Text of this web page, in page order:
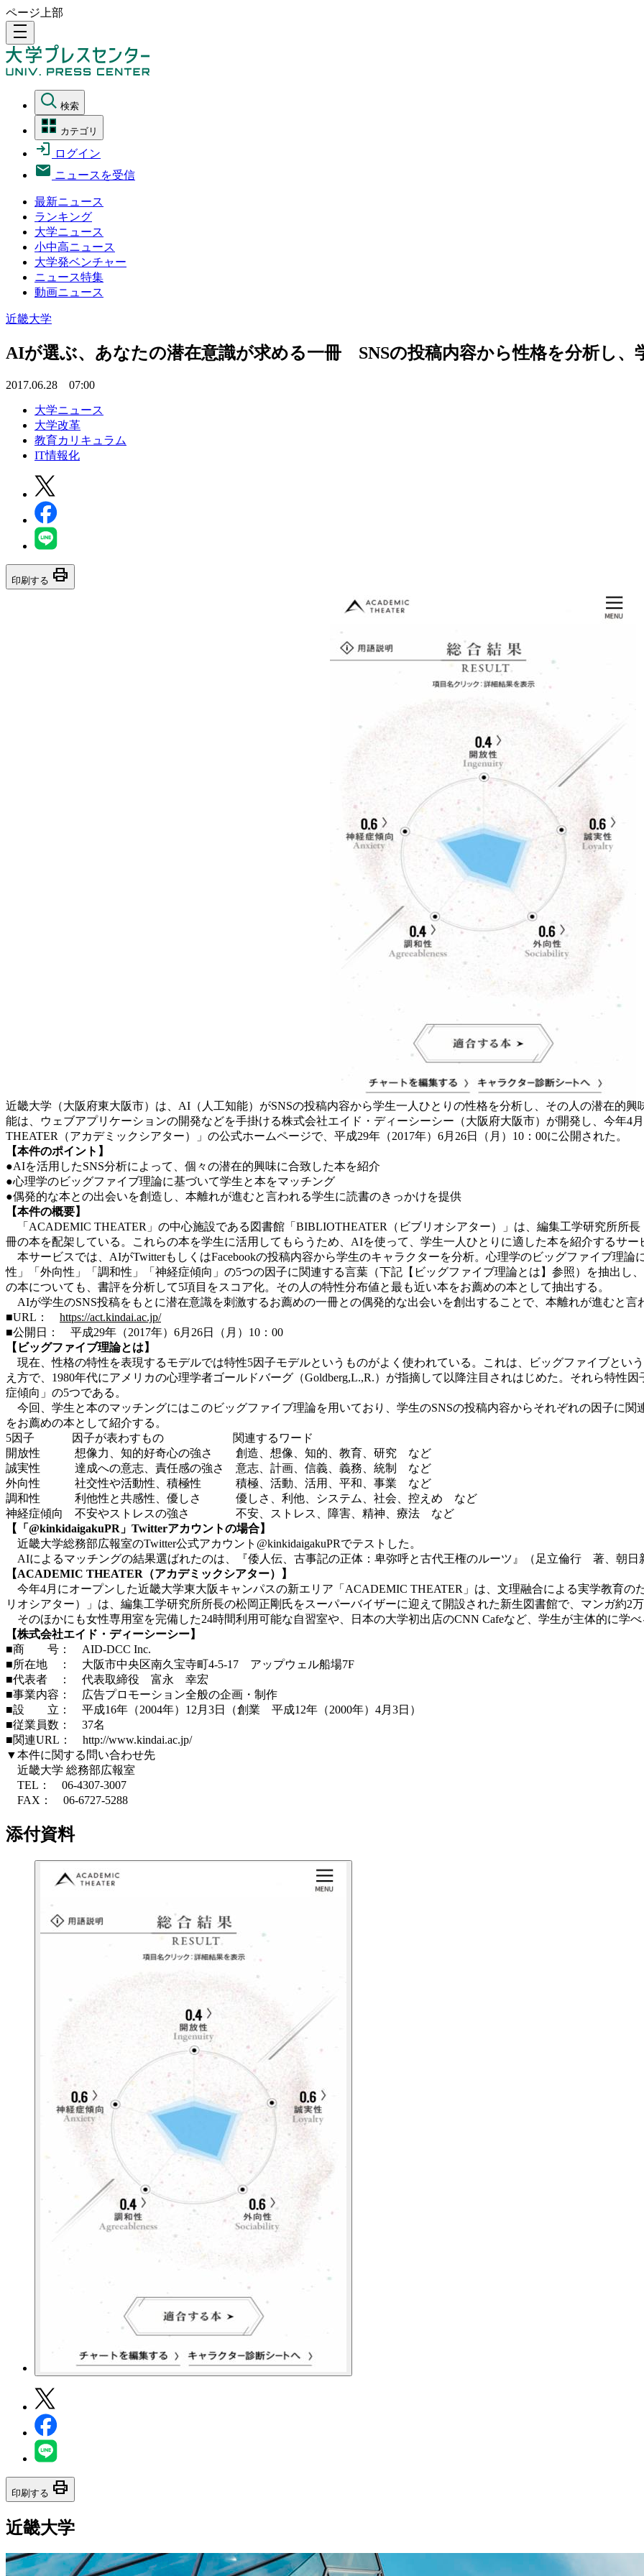
ページ上部
density_medium
検索
カテゴリ
ログイン
ニュースを受信
最新ニュース
ランキング
大学ニュース
小中高ニュース
大学発ベンチャー
ニュース特集
動画ニュース
近畿大学
AIが選ぶ、あなたの潜在意識が求める一冊 SNSの投稿内容から性格を分析し
2017.06.28 07:00
大学ニュース
大学改革
教育カリキュラム
IT情報化
印刷する print
近畿大学（大阪府東大阪市）は、AI（人工知能）がSNSの投稿内容から学生一人ひとりの性格を分析し、その人の潜在的
能は、ウェブアプリケーションの開発などを手掛ける株式会社エイド・ディーシーシー（大阪府大阪市）が開発し、今年4
THEATER（アカデミックシアター）」の公式ホームページで、平成29年（2017年）6月26日（月）10：00に公開された。
【本件のポイント】
●AIを活用したSNS分析によって、個々の潜在的興味に合致した本を紹介
●心理学のビッグファイブ理論に基づいて学生と本をマッチング
●偶発的な本との出会いを創造し、本離れが進むと言われる学生に読書のきっかけを提供
【本件の概要】
「ACADEMIC THEATER」の中心施設である図書館「BIBLIOTHEATER（ビブリオシアター）」は、編集工学研究所所
冊の本を配架している。これらの本を学生に活用してもらうため、AIを使って、学生一人ひとりに適した本を紹介するサー
本サービスでは、AIがTwitterもしくはFacebookの投稿内容から学生のキャラクターを分析。心理学のビッグファイブ理
性」「外向性」「調和性」「神経症傾向」の5つの因子に関連する言葉（下記【ビッグファイブ理論とは】参照）を抽出し
の本についても、書評を分析して5項目をスコア化。その人の特性分布値と最も近い本をお薦めの本として抽出する。
AIが学生のSNS投稿をもとに潜在意識を刺激するお薦めの一冊との偶発的な出会いを創出することで、本離れが進むと言
■URL： https://act.kindai.ac.jp/
■公開日： 平成29年（2017年）6月26日（月）10：00
【ビッグファイブ理論とは】
現在、性格の特性を表現するモデルでは特性5因子モデルというものがよく使われている。これは、ビッグファイブとい
え方で、1980年代にアメリカの心理学者ゴールドバーグ（Goldberg,L.,R.）が指摘して以降注目されはじめた。それら特性
症傾向」の5つである。
今回、学生と本のマッチングにはこのビッグファイブ理論を用いており、学生のSNSの投稿内容からそれぞれの因子に
をお薦めの本として紹介する。
5因子 因子が表わすもの 関連するワード
開放性 想像力、知的好奇心の強さ 創造、想像、知的、教育、研究 など
誠実性 達成への意志、責任感の強さ 意志、計画、信義、義務、統制 など
外向性 社交性や活動性、積極性 積極、活動、活用、平和、事業 など
調和性 利他性と共感性、優しさ 優しさ、利他、システム、社会、控えめ など
神経症傾向 不安やストレスの強さ 不安、ストレス、障害、精神、療法 など
【「@kinkidaigakuPR」Twitterアカウントの場合】
近畿大学総務部広報室のTwitter公式アカウント@kinkidaigakuPRでテストした。
AIによるマッチングの結果選ばれたのは、『倭人伝、古事記の正体：卑弥呼と古代王権のルーツ』（足立倫行 著、朝日
【ACADEMIC THEATER（アカデミックシアター）】
今年4月にオープンした近畿大学東大阪キャンパスの新エリア「ACADEMIC THEATER」は、文理融合による実学教育の
リオシアター）」は、編集工学研究所所長の松岡正剛氏をスーパーバイザーに迎えて開設された新生図書館で、マンガ約2
そのほかにも女性専用室を完備した24時間利用可能な自習室や、日本の大学初出店のCNN Cafeなど、学生が主体的に学べ
【株式会社エイド・ディーシーシー】
■商 号： AID-DCC Inc.
■所在地 ： 大阪市中央区南久宝寺町4-5-17 アップウェル船場7F
■代表者 ： 代表取締役 富永 幸宏
■事業内容： 広告プロモーション全般の企画・制作
■設 立： 平成16年（2004年）12月3日（創業 平成12年（2000年）4月3日）
■従業員数： 37名
■関連URL： http://www.kindai.ac.jp/
▼本件に関する問い合わせ先
近畿大学 総務部広報室
TEL： 06-4307-3007
FAX： 06-6727-5288
添付資料
印刷する print
近畿大学